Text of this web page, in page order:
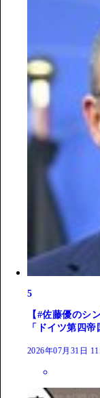
5
【#佐藤優のシ
「ドイツ第四
2026年07月31日